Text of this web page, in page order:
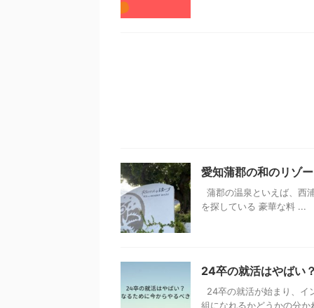
愛知蒲郡の和のリゾ
蒲郡の温泉といえば、西
を探している 豪華な料 ...
24卒の就活はやばい
24卒の就活が始まり、イ
組になれるかどうかの分